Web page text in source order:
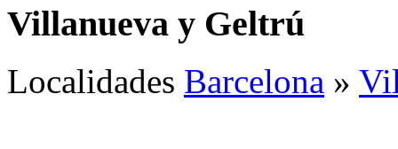
Villanueva y Geltrú
Localidades Barcelona »